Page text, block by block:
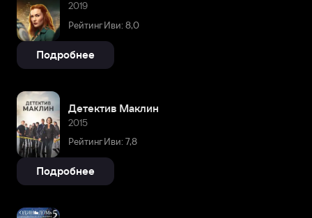
2019
Рейтинг Иви: 8,0
Подробнее
Детектив Маклин
2015
Рейтинг Иви: 7,8
Подробнее